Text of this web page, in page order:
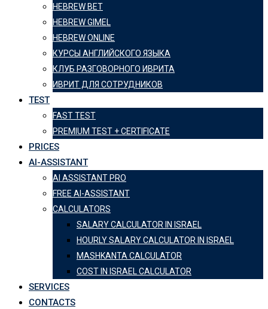
HEBREW BET
HEBREW GIMEL
HEBREW ONLINE
КУРСЫ АНГЛИЙСКОГО ЯЗЫКА
КЛУБ РАЗГОВОРНОГО ИВРИТА
ИВРИТ ДЛЯ СОТРУДНИКОВ
TEST
FAST TEST
PREMIUM TEST + CERTIFICATE
PRICES
AI-ASSISTANT
AI ASSISTANT PRO
FREE AI-ASSISTANT
CALCULATORS
SALARY CALCULATOR IN ISRAEL
HOURLY SALARY CALCULATOR IN ISRAEL
MASHKANTA CALCULATOR
COST IN ISRAEL CALCULATOR
SERVICES
CONTACTS